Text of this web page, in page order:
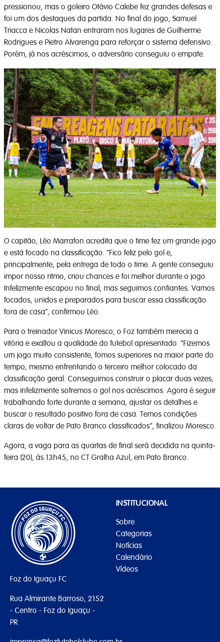
pressionou, mas o goleiro Otávio Calebe fez grandes defesas e
foi um dos destaques da partida. No final do jogo, Samuel
Triacca e Nicolas Natan entraram nos lugares de Guilherme
Rodrigues e Pietro Alvarenga para reforçar o sistema defensivo.
Porém, já nos acréscimos, o adversário conseguiu o empate.
O capitão, Léo Marrafon acredita que o time fez um grande jogo
e está focado na classificação. “Fico feliz pelo gol e,
principalmente, pela entrega de todo o time. A gente conseguiu
impor nosso ritmo, criou chances e foi melhor durante o jogo.
Infelizmente escapou no final, mas seguimos confiantes. Vamos
focados, unidos e preparados para buscar essa classificação
fora de casa”, confirmou Léo.
Para o treinador Vinicus Moresco, o Foz também merecia a
vitória e exaltou a qualidade do futebol apresentado. “Fizemos
um jogo muito consistente, fomos superiores na maior parte do
tempo, mesmo enfrentando o terceiro melhor colocado da
classificação geral. Conseguimos construir o placar duas vezes,
mas infelizmente sofremos o gol nos acréscimos. Agora é seguir
trabalhando forte durante a semana, ajustar os detalhes e
buscar o resultado positivo fora de casa. Temos condições
claras de voltar de Pato Branco classificados”, finalizou Moresco.
Agora, a vaga para as quartas de final será decidida na quinta-
feira (20), às 13h45, no CT Gralha Azul, em Pato Branco.
Foz do Iguaçu FC
Rua Almirante Barroso, 2152
- Centro - Foz do Iguaçu -
PR
INSTITUCIONAL
Sobre
Categorias
Notícias
Calendário
Vídeos